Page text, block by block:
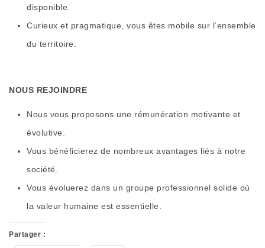
disponible.
Curieux et pragmatique, vous êtes mobile sur l’ensemble
du territoire.
NOUS REJOINDRE
Nous vous proposons une rémunération motivante et
évolutive.
Vous bénéficierez de nombreux avantages liés à notre
société.
Vous évoluerez dans un groupe professionnel solide où
la valeur humaine est essentielle.
Partager :